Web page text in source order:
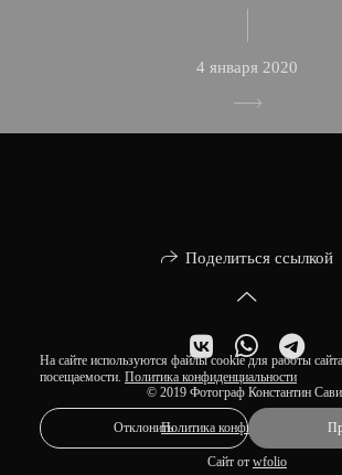
4 января 2020
Поделиться ссылкой
© 2019 Фотограф Константин
Политика конфиденциальности
Сайт от wfolio
На сайте используются файлы cookie для работы
посещаемости. Политика конфиденциальности
Отклонить